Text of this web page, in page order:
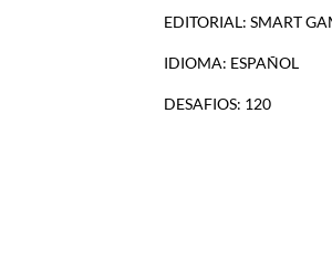
EDITORIAL: SMART
IDIOMA: ESPAÑOL
DESAFIOS: 120